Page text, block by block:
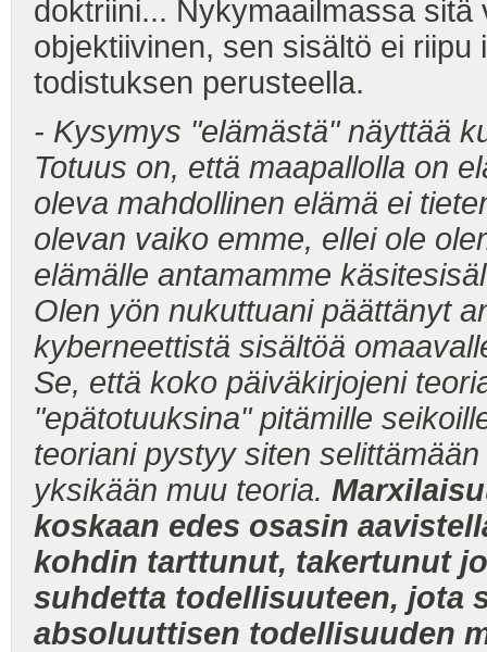
doktriini... Nykymaailmassa
objektiivinen, sen sisältö ei
todistuksen perusteella.
- Kysymys "elämästä" näyttää
Totuus on, että maapallolla on
oleva mahdollinen elämä ei
olevan vaiko emme, ellei ole
elämälle antamamme
Olen yön nukuttuani päättänyt
kyberneettistä sisältöä
Se, että koko päiväkirjojeni
"epätotuuksina" pitämille
teoriani pystyy siten
yksikään muu teoria.
koskaan edes osasin
kohdin tarttunut, takertunut
suhdetta todellisuuteen, jota
absoluuttisen todellisuuden